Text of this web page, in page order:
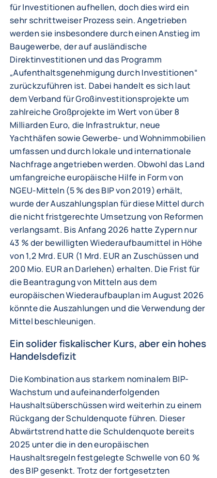
für Investitionen aufhellen, doch dies wird ein
sehr schrittweiser Prozess sein. Angetrieben
werden sie insbesondere durch einen Anstieg im
Baugewerbe, der auf ausländische
Direktinvestitionen und das Programm
„Aufenthaltsgenehmigung durch Investitionen“
zurückzuführen ist. Dabei handelt es sich laut
dem Verband für Großinvestitionsprojekte um
zahlreiche Großprojekte im Wert von über 8
Milliarden Euro, die Infrastruktur, neue
Yachthäfen sowie Gewerbe- und Wohnimmobilien
umfassen und durch lokale und internationale
Nachfrage angetrieben werden. Obwohl das Land
umfangreiche europäische Hilfe in Form von
NGEU-Mitteln (5 % des BIP von 2019) erhält,
wurde der Auszahlungsplan für diese Mittel durch
die nicht fristgerechte Umsetzung von Reformen
verlangsamt. Bis Anfang 2026 hatte Zypern nur
43 % der bewilligten Wiederaufbaumittel in Höhe
von 1,2 Mrd. EUR (1 Mrd. EUR an Zuschüssen und
200 Mio. EUR an Darlehen) erhalten. Die Frist für
die Beantragung von Mitteln aus dem
europäischen Wiederaufbauplan im August 2026
könnte die Auszahlungen und die Verwendung der
Mittel beschleunigen.
Ein solider fiskalischer Kurs, aber ein hohes
Handelsdefizit
Die Kombination aus starkem nominalem BIP-
Wachstum und aufeinanderfolgenden
Haushaltsüberschüssen wird weiterhin zu einem
Rückgang der Schuldenquote führen. Dieser
Abwärtstrend hatte die Schuldenquote bereits
2025 unter die in den europäischen
Haushaltsregeln festgelegte Schwelle von 60 %
des BIP gesenkt. Trotz der fortgesetzten